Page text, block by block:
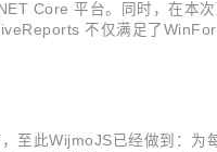
Core 平台。同时，在本
不仅满足了
至此WijmoJS已经做到：